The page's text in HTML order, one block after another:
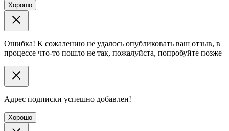
Хорошо
Ошибка! К сожалению не удалось опубликовать ваш отзыв, в
процессе что-то пошло не так, пожалуйста, попробуйте позже
Адрес подписки успешно добавлен!
Хорошо